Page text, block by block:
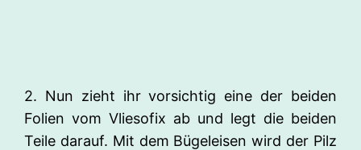
2. Nun zieht ihr vorsichtig eine der beiden
Folien vom Vliesofix ab und legt die beiden
Teile darauf. Mit dem Bügeleisen wird der Pilz